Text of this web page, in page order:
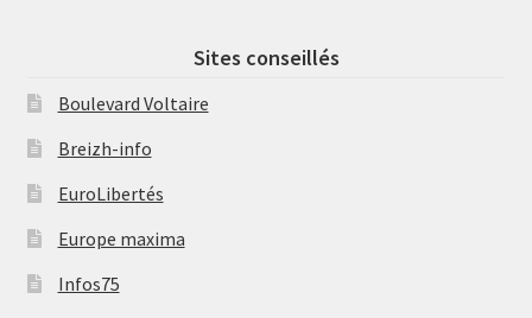
Sites conseillés
Boulevard Voltaire
Breizh-info
EuroLibertés
Europe maxima
Infos75